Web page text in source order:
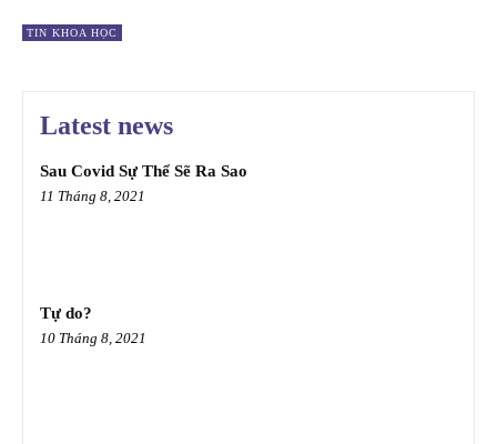
TIN KHOA HỌC
Latest news
Sau Covid Sự Thể Sẽ Ra Sao
11 Tháng 8, 2021
Tự do?
10 Tháng 8, 2021